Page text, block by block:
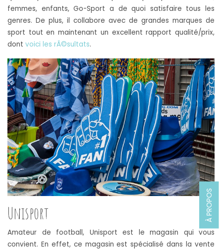
À PROPOS
femmes, enfants, Go-Sport a de quoi satisfaire tous les
genres. De plus, il collabore avec de grandes marques de
sport tout en maintenant un excellent rapport qualité/prix,
dont voici les rÃ©sultats.
Unisport
Amateur de football, Unisport est le magasin qui vous
convient. En effet, ce magasin est spécialisé dans la vente